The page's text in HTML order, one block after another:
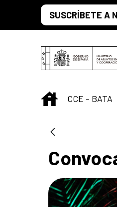
Saltar al contenido principal
SUSCRÍBETE A
INICIO
CCE - BATA